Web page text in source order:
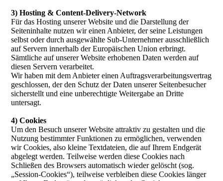
3) Hosting & Content-Delivery-Network
Für das Hosting unserer Website und die Darstellung der
Seiteninhalte nutzen wir einen Anbieter, der seine Leistungen
selbst oder durch ausgewählte Sub-Unternehmer ausschließlich
auf Servern innerhalb der Europäischen Union erbringt.
Sämtliche auf unserer Website erhobenen Daten werden auf
diesen Servern verarbeitet.
Wir haben mit dem Anbieter einen Auftragsverarbeitungsvertrag
geschlossen, der den Schutz der Daten unserer Seitenbesucher
sicherstellt und eine unberechtigte Weitergabe an Dritte
untersagt.
4) Cookies
Um den Besuch unserer Website attraktiv zu gestalten und die
Nutzung bestimmter Funktionen zu ermöglichen, verwenden
wir Cookies, also kleine Textdateien, die auf Ihrem Endgerät
abgelegt werden. Teilweise werden diese Cookies nach
Schließen des Browsers automatisch wieder gelöscht (sog.
„Session-Cookies“), teilweise verbleiben diese Cookies länger